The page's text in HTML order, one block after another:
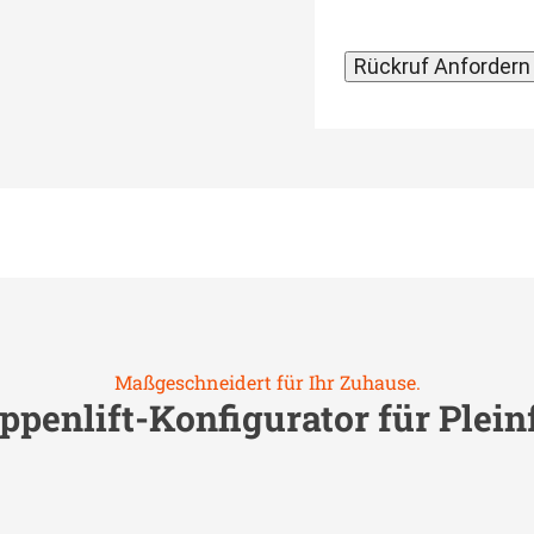
Maßgeschneidert für Ihr Zuhause.
Konfigurator für